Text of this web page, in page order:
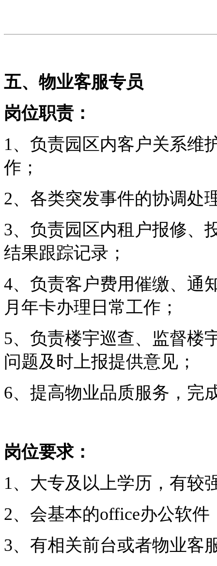
五、物业客服专员
岗位职责：
1、负责园区内客户关系维
作；
2、各类突发事件的协调处
3、负责园区内租户报修、
结果跟踪记录；
4、负责客户费用催缴、通
月年卡办理日常工作；
5、负责楼宇巡查、监督楼
问题及时上报提供意见；
6、提高物业品质服务，完
岗位要求：
1、大专及以上学历，有较
2、会基本的office办公软件
3、有相关前台或者物业客